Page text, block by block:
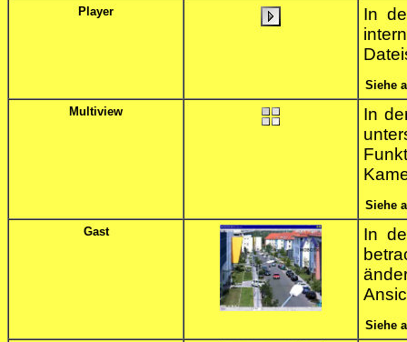
Player
In
Siehe
Multiview
In
Siehe
Gast
In
Siehe